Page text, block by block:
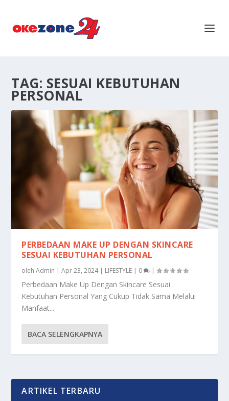
TAG: SESUAI KEBUTUHAN
PERSONAL
PERBEDAAN MAKE UP DENGAN SKINCARE
SESUAI KEBUTUHAN PERSONAL
olehAdmin |Apr 23, 2024| LIFESTYLE | 0 |
Perbedaan Make Up Dengan Skincare Sesuai
Kebutuhan Personal Yang Cukup Tidak Sama Melalui
Manfaat...
BACA SELENGKAPNYA
ARTIKEL TERBARU